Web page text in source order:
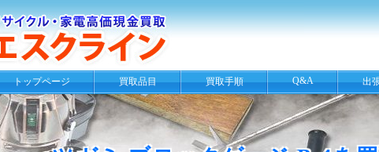
トップページ 買取品目 買取手順 Q&A 出